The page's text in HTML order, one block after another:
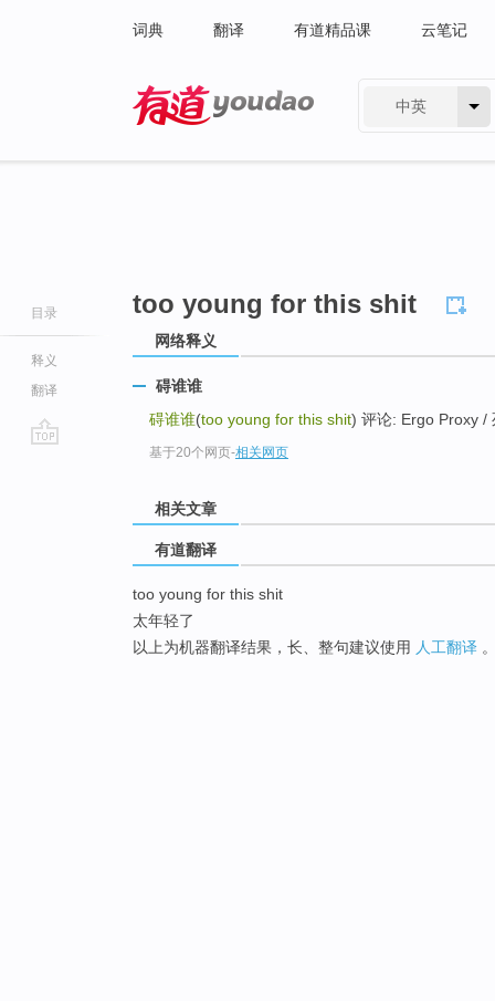
词典 翻译 有道精品课 云笔记
中英
目录
释义
翻译
too young for this shit
网络释义
碍谁谁
碍谁谁(too young for this shit) 评论: Ergo Proxy /
基于20个网页-相关网页
相关文章
有道翻译
too young for this shit
太年轻了
以上为机器翻译结果，长、整句建议使用 人工翻译